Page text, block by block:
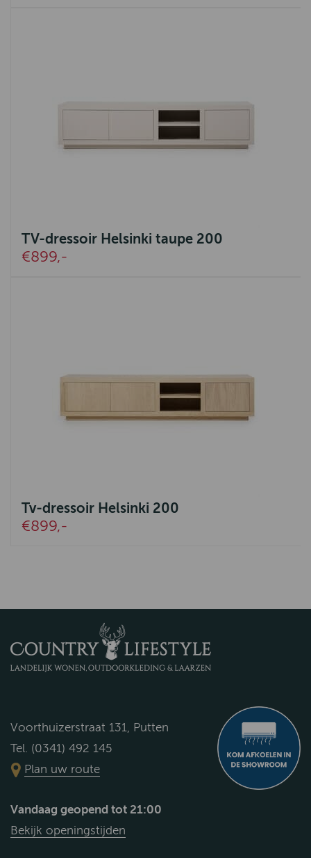
TV-dressoir Helsinki taupe 200
€899,-
Tv-dressoir Helsinki 200
€899,-
Voorthuizerstraat 131, Putten
Tel. (0341) 492 145
Plan uw route
Vandaag geopend tot 21:00
Bekijk openingstijden